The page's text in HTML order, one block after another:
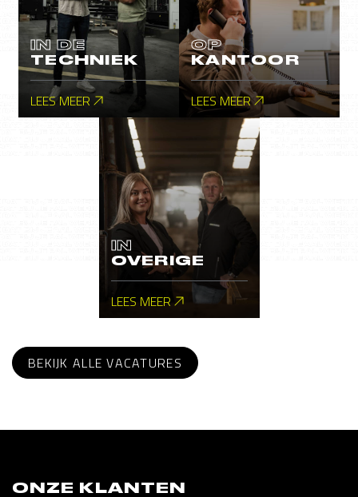
IN DE
TECHNIEK
LEES MEER
OP
KANTOOR
LEES MEER
IN
OVERIGE
LEES MEER
BEKIJK ALLE VACATURES
ONZE KLANTEN